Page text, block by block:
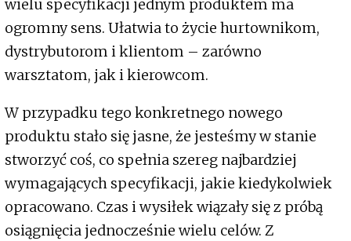
wielu specyfikacji jednym produktem ma
ogromny sens. Ułatwia to życie hurtownikom,
dystrybutorom i klientom – zarówno
warsztatom, jak i kierowcom.
W przypadku tego konkretnego nowego
produktu stało się jasne, że jesteśmy w stanie
stworzyć coś, co spełnia szereg najbardziej
wymagających specyfikacji, jakie kiedykolwiek
opracowano. Czas i wysiłek wiązały się z próbą
osiągnięcia jednocześnie wielu celów. Z